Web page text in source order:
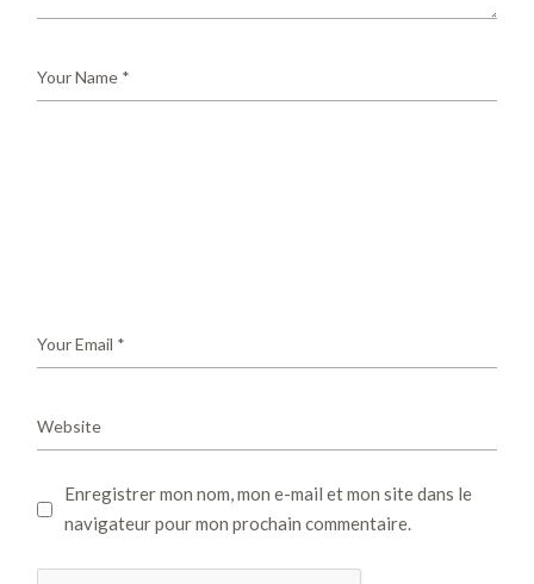
Enregistrer mon nom, mon e-mail et mon site dans le
navigateur pour mon prochain commentaire.